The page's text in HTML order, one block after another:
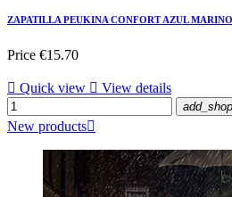
ZAPATILLA PEUKINA CONFORT AZUL MARINO
Price €15.70
 Quick view  View details
New products